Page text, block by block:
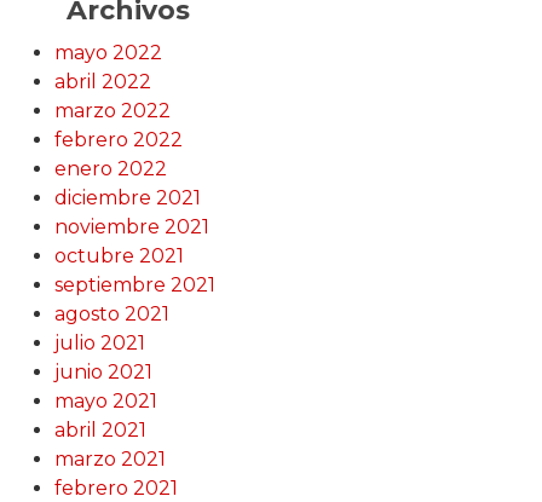
Archivos
mayo 2022
abril 2022
marzo 2022
febrero 2022
enero 2022
diciembre 2021
noviembre 2021
octubre 2021
septiembre 2021
agosto 2021
julio 2021
junio 2021
mayo 2021
abril 2021
marzo 2021
febrero 2021